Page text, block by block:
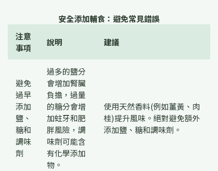
安全添加輔食：避免常見錯誤
注意
事項
說明 建議
避免
過早
添加
鹽、
糖和
調味
劑
過多的鹽分
會增加腎臟
負擔，過量
的糖分會增
加蛀牙和肥
胖風險，調
味劑可能含
有化學添加
物。
使用天然香料(例如薑黃、肉
桂)提升風味。絕對避免額外
添加鹽、糖和調味劑。